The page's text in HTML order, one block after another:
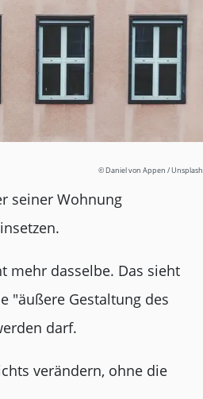
© Daniel von Appen / Unsplash
seiner Wohnung
mehr dasselbe. Das sieht
"äußere Gestaltung des
darf.
verändern, ohne die